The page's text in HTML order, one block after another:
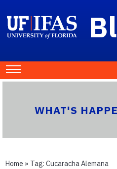
WHAT'S
Home » Tag: Cucaracha Alemana